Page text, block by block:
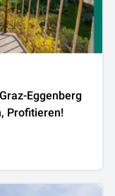
Eggenberg
Profitieren!